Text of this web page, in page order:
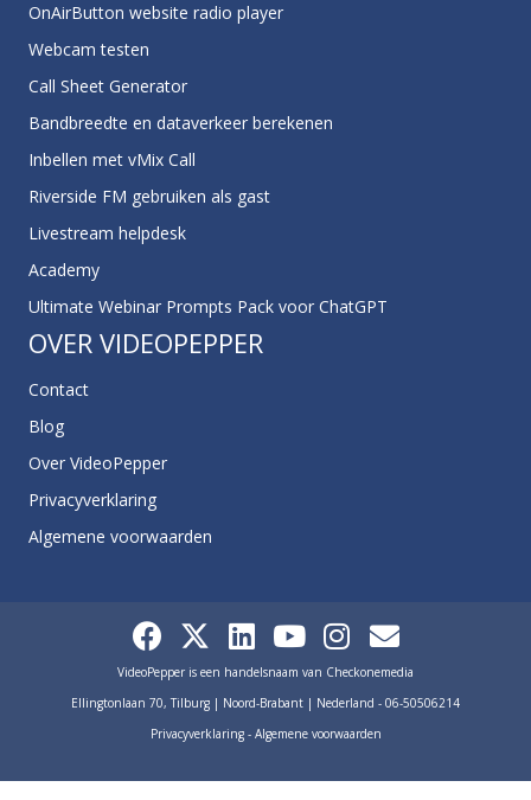
OnAirButton website radio player
Webcam testen
Call Sheet Generator
Bandbreedte en dataverkeer berekenen
Inbellen met vMix Call
Riverside FM gebruiken als gast
Livestream helpdesk
Academy
Ultimate Webinar Prompts Pack voor ChatGPT
OVER VIDEOPEPPER
Contact
Blog
Over VideoPepper
Privacyverklaring
Algemene voorwaarden
VideoPepper is een handelsnaam van Checkonemedia
Ellingtonlaan 70, Tilburg | Noord-Brabant | Nederland - 06-50506214
Privacyverklaring- Algemene voorwaarden